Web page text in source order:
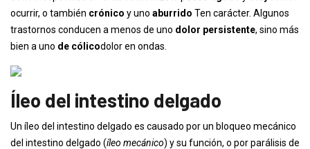
ocurrir, o también crónico y uno aburrido Ten carácter. Algunos
trastornos conducen a menos de uno dolor persistente, sino más
bien a uno de cólicodolor en ondas.
Íleo del intestino delgado
Un íleo del intestino delgado es causado por un bloqueo mecánico
del intestino delgado (íleo mecánico) y su función, o por parálisis de